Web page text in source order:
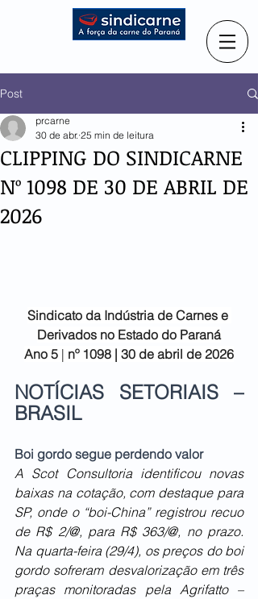
Post
CLIPPING DO SINDICARNE
Nº 1098 DE 30 DE ABRIL DE
2026
prcarne
30 de abr. 25 min de leitura
Sindicato da Indústria de Carnes e
Derivados no Estado do Paraná
Ano 5 | nº 1098 | 30 de abril de 2026
NOTÍCIAS SETORIAIS –
BRASIL
Boi gordo segue perdendo valor
A Scot Consultoria identificou novas
baixas na cotação, com destaque para
SP, onde o “boi-China” registrou recuo
de R$ 2/@, para R$ 363/@, no prazo.
Na quarta-feira (29/4), os preços do boi
gordo sofreram desvalorização em três
praças monitoradas pela Agrifatto –